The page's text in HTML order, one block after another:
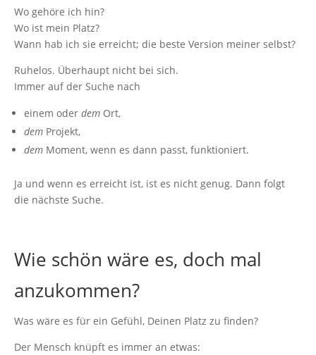
Wo gehöre ich hin?
Wo ist mein Platz?
Wann hab ich sie erreicht; die beste Version meiner selbst?
Ruhelos. Überhaupt nicht bei sich.
Immer auf der Suche nach
einem oder dem Ort,
dem Projekt,
dem Moment, wenn es dann passt, funktioniert.
Ja und wenn es erreicht ist, ist es nicht genug. Dann folgt
die nächste Suche.
Wie schön wäre es, doch mal
anzukommen?
Was wäre es für ein Gefühl, Deinen Platz zu finden?
Der Mensch knüpft es immer an etwas: